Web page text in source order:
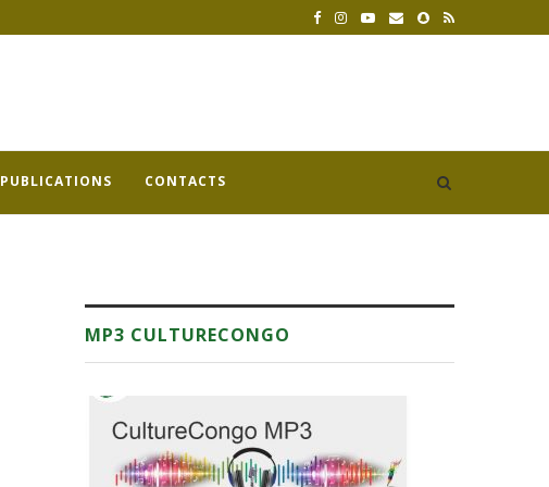
PUBLICATIONS CONTACTS
MP3 CULTURECONGO